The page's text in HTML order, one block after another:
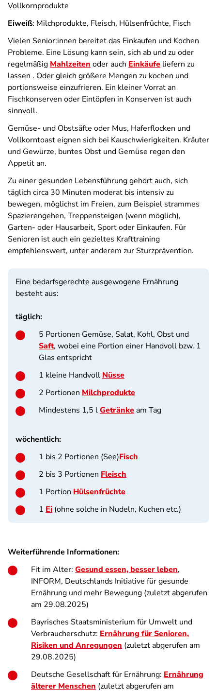
Vollkornprodukte
Eiweiß: Milchprodukte, Fleisch, Hülsenfrüchte, Fisch
Vielen Senior:innen bereitet das Einkaufen und Kochen
Probleme. Eine Lösung kann sein, sich ab und zu oder
regelmäßig Mahlzeiten oder auch Einkäufe liefern zu
lassen . Oder gleich größere Mengen zu kochen und
portionsweise einzufrieren. Ein kleiner Vorrat an
Fischkonserven oder Eintöpfen in Konserven ist auch
sinnvoll.
Gemüse- und Obstsäfte oder Mus, Haferflocken und
Vollkorntoast eignen sich bei Kauschwierigkeiten. Kräuter
und Gewürze, buntes Obst und Gemüse regen den
Appetit an.
Zu einer gesunden Lebensführung gehört auch, sich
täglich circa 30 Minuten moderat bis intensiv zu
bewegen, möglichst im Freien, zum Beispiel strammes
Spazierengehen, Treppensteigen (wenn möglich),
Garten- oder Hausarbeit, Sport oder Einkaufen. Für
Senioren ist auch ein gezieltes Krafttraining
empfehlenswert, unter anderem zur Sturzprävention.
Eine bedarfsgerechte ausgewogene Ernährung
besteht aus:
täglich:
5 Portionen Gemüse, Salat, Kohl, Obst und
Saft, wobei eine Portion einer Handvoll bzw. 1
Glas entspricht
1 kleine Handvoll Nüsse
2 Portionen Milchprodukte
Mindestens 1,5 lGetränkeam Tag
wöchentlich:
1 bis 2 Portionen (See)Fisch
2 bis 3 Portionen Fleisch
1 Portion Hülsenfrüchte
1 Ei (ohne solche in Nudeln, Kuchen etc.)
Weiterführende Informationen:
Fit im Alter: Gesund essen, besser leben,
INFORM, Deutschlands Initiative für gesunde
Ernährung und mehr Bewegung (zuletzt abgerufen
am 29.08.2025)
Bayrisches Staatsministerium für Umwelt und
Verbraucherschutz: Ernährung für Senioren,
Risiken und Anregungen (zuletzt abgerufen am
29.08.2025)
Deutsche Gesellschaft für Ernährung: Ernährung
älterer Menschen (zuletzt abgerufen am